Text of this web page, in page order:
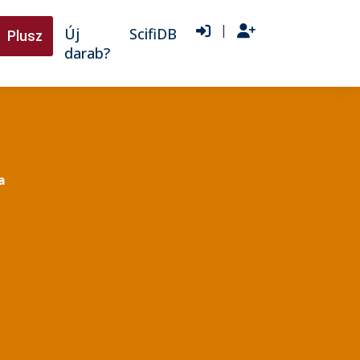
Plusz
Új
darab?
ScifiDB |